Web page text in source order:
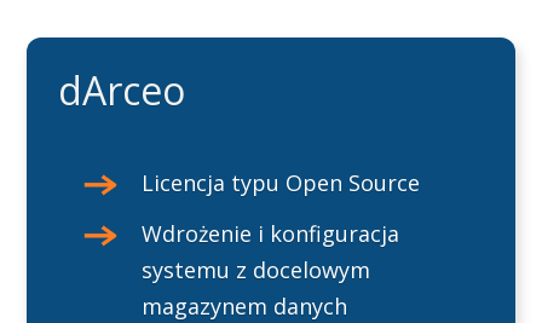
dArceo
Licencja typu Open Source
Wdrożenie i konfiguracja
systemu z docelowym
magazynem danych